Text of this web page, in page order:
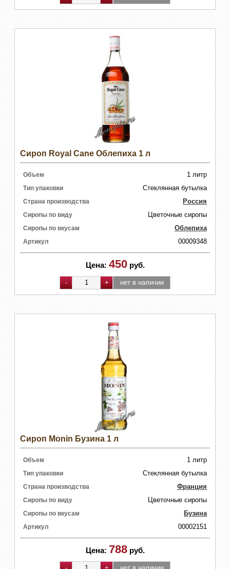
Сироп Royal Cane Облепиха 1 л
Объем 1 литр
Тип упаковки Стеклянная бутылка
Страна производства Россия
Сиропы по виду Цветочные сиропы
Сиропы по вкусам Облепиха
Артикул 00009348
Цена: 450 руб.
Сироп Monin Бузина 1 л
Объем 1 литр
Тип упаковки Стеклянная бутылка
Страна производства Франция
Сиропы по виду Цветочные сиропы
Сиропы по вкусам Бузина
Артикул 00002151
Цена: 788 руб.